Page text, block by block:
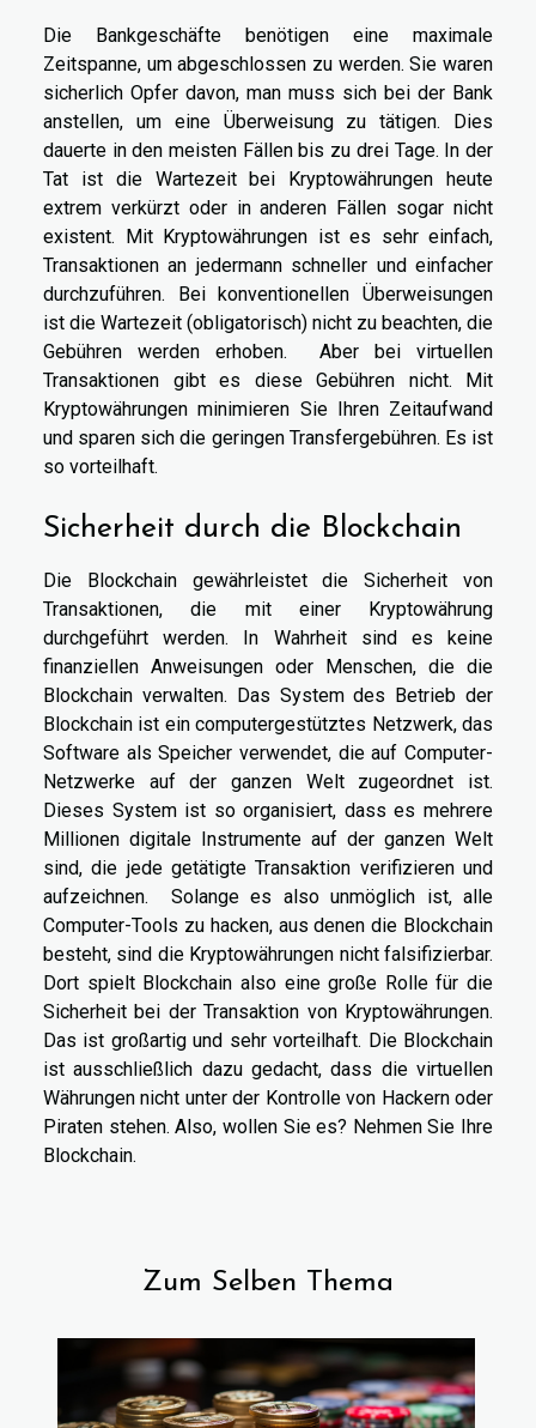
Die Bankgeschäfte benötigen eine maximale
Zeitspanne, um abgeschlossen zu werden. Sie waren
sicherlich Opfer davon, man muss sich bei der Bank
anstellen, um eine Überweisung zu tätigen. Dies
dauerte in den meisten Fällen bis zu drei Tage. In der
Tat ist die Wartezeit bei Kryptowährungen heute
extrem verkürzt oder in anderen Fällen sogar nicht
existent. Mit Kryptowährungen ist es sehr einfach,
Transaktionen an jedermann schneller und einfacher
durchzuführen. Bei konventionellen Überweisungen
ist die Wartezeit (obligatorisch) nicht zu beachten, die
Gebühren werden erhoben. Aber bei virtuellen
Transaktionen gibt es diese Gebühren nicht. Mit
Kryptowährungen minimieren Sie Ihren Zeitaufwand
und sparen sich die geringen Transfergebühren. Es ist
so vorteilhaft.
Sicherheit durch die Blockchain
Die Blockchain gewährleistet die Sicherheit von
Transaktionen, die mit einer Kryptowährung
durchgeführt werden. In Wahrheit sind es keine
finanziellen Anweisungen oder Menschen, die die
Blockchain verwalten. Das System des Betrieb der
Blockchain ist ein computergestütztes Netzwerk, das
Software als Speicher verwendet, die auf Computer-
Netzwerke auf der ganzen Welt zugeordnet ist.
Dieses System ist so organisiert, dass es mehrere
Millionen digitale Instrumente auf der ganzen Welt
sind, die jede getätigte Transaktion verifizieren und
aufzeichnen. Solange es also unmöglich ist, alle
Computer-Tools zu hacken, aus denen die Blockchain
besteht, sind die Kryptowährungen nicht falsifizierbar.
Dort spielt Blockchain also eine große Rolle für die
Sicherheit bei der Transaktion von Kryptowährungen.
Das ist großartig und sehr vorteilhaft. Die Blockchain
ist ausschließlich dazu gedacht, dass die virtuellen
Währungen nicht unter der Kontrolle von Hackern oder
Piraten stehen. Also, wollen Sie es? Nehmen Sie Ihre
Blockchain.
Zum Selben Thema